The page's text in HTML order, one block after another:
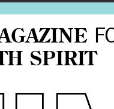
SPIRIT